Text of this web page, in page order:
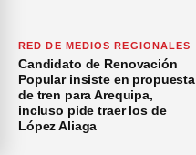
RED DE MEDIOS REGIONALES
Candidato de Renovación
Popular insiste en propuesta
de tren para Arequipa,
incluso pide traer los de
López Aliaga